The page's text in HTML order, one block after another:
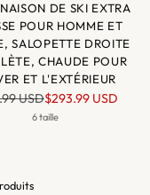
DE SKI EXTRA
POUR HOMME ET
SALOPETTE DROITE
CHAUDE POUR
ET L'EXTÉRIEUR
Prix
normal
USD$293.99 USD
6 taille